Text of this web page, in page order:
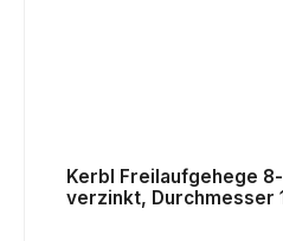
Kerbl Freilaufgehege
verzinkt, Durchmesser